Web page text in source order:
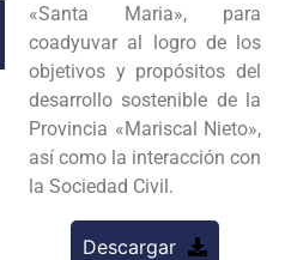
«Santa Maria», para
coadyuvar al logro de los
objetivos y propósitos del
desarrollo sostenible de la
Provincia «Mariscal Nieto»,
así como la interacción con
la Sociedad Civil.
Descargar